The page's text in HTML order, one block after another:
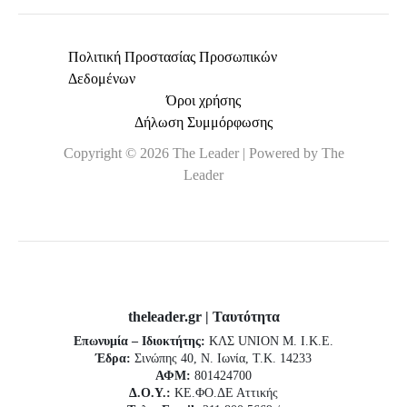
Πολιτική Προστασίας Προσωπικών
Δεδομένων
Όροι χρήσης
Δήλωση Συμμόρφωσης
Copyright © 2026 The Leader | Powered by The
Leader
theleader.gr | Ταυτότητα
Επωνυμία – Ιδιοκτήτης: ΚΛΣ UNION Μ. Ι.Κ.Ε.
Έδρα: Σινώπης 40, Ν. Ιωνία, Τ.Κ. 14233
ΑΦΜ: 801424700
Δ.Ο.Υ.: ΚΕ.ΦΟ.ΔΕ Αττικής